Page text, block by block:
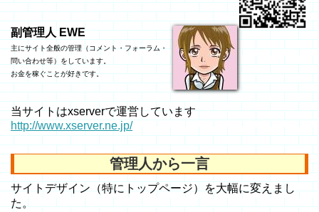
副管理人 EWE
主にサイト全般の管理（コメント・フォーラム・
問い合わせ等）をしています。
お金を稼ぐことが好きです。
当サイトはxserverで運営しています
http://www.xserver.ne.jp/
管理人から一言
サイトデザイン（特にトップページ）を大幅に変えまし
た。